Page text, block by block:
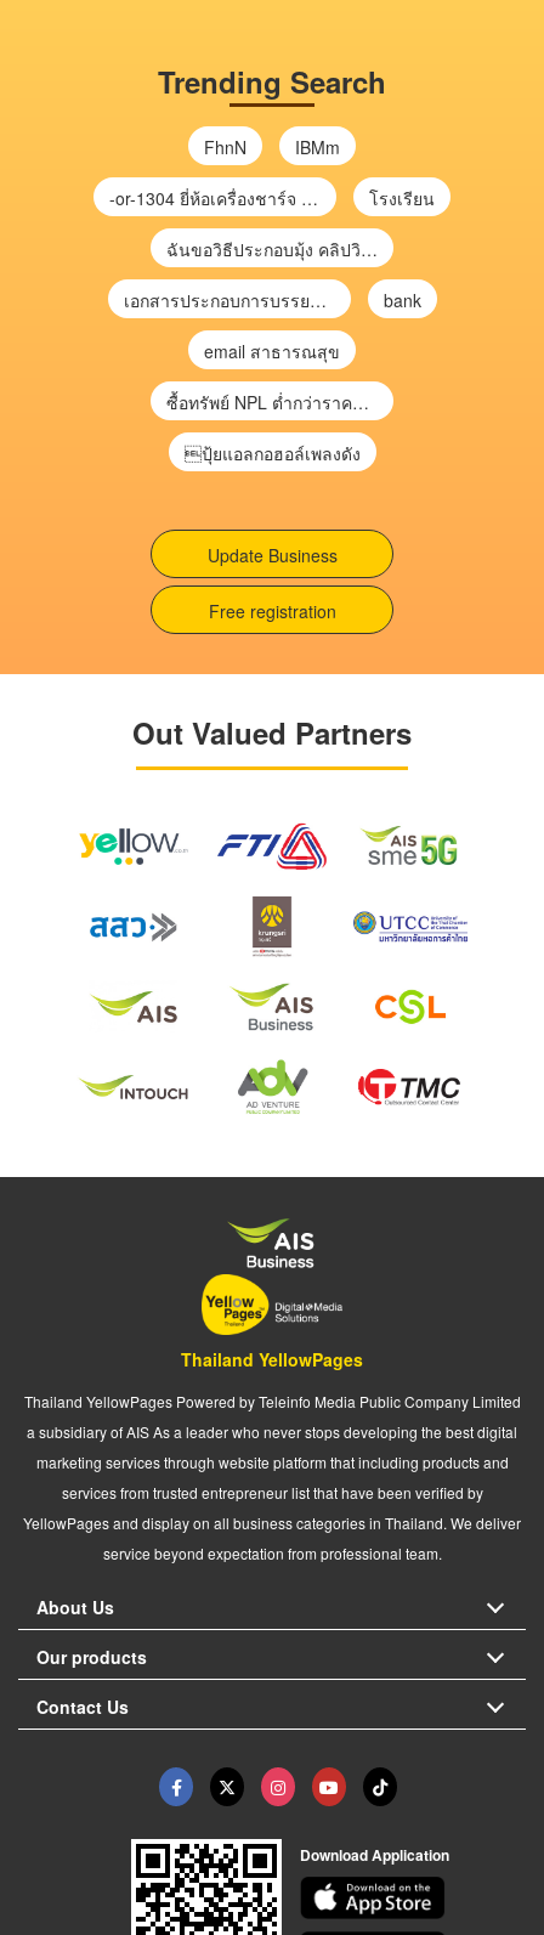
Trending Search
FhnN IBMm
-or-1304 ยี่ห้อเครื่องชาร์จ chargecore โรงเรียน
ฉันขอวิธีประกอบมุ้ง คลิปวิดีโอ การประกอบมุ้ง
เอกสารประกอบการบรรยาย การประเมินความเสี่ยงเพื่อวางแผนการตรวจสอบ \ bank
email สาธารณสุข
ซื้อทรัพย์ NPL ต่ำกว่าราคาตลาด 30-70% แบบไม่ต้องไปประมูล”
ปุ้ยแอลกอฮอล์เพลงดัง
Update Business
Free registration
Out Valued Partners
Thailand YellowPages
Thailand YellowPages Powered by Teleinfo Media Public Company Limited
a subsidiary of AIS As a leader who never stops developing the best digital
marketing services through website platform that including products and
services from trusted entrepreneur list that have been verified by
YellowPages and display on all business categories in Thailand. We deliver
service beyond expectation from professional team.
About Us
Our products
Contact Us
Download Application